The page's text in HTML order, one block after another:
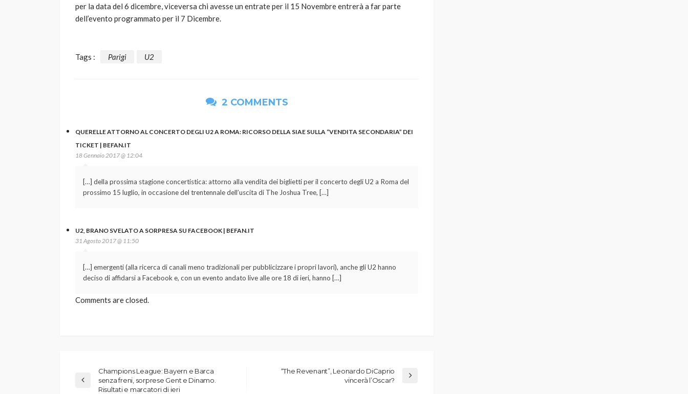
per la data del 6 dicembre, viceversa chi avesse un entrate per il 15 Novembre entrerà a far parte
dell’evento programmato per il 7 Dicembre.
Tags : Parigi U2
2 COMMENTS
QUERELLE ATTORNO AL CONCERTO DEGLI U2 A ROMA: RICORSO DELLA SIAE SULLA “VENDITA SECONDARIA” DEI
TICKET | BEFAN.IT
18 Gennaio 2017 @ 12:04
[…] della prossima stagione concertistica: attorno alla vendita dei biglietti per il concerto degli U2 a Roma del
prossimo 15 luglio, in occasione del trentennale dell’uscita di The Joshua Tree, […]
U2, BRANO SVELATO A SORPRESA SU FACEBOOK | BEFAN.IT
31 Agosto 2017 @ 11:50
[…] emergenti (alla ricerca di canali meno tradizionali per pubblicizzare i propri lavori), anche gli U2 hanno
deciso di affidarsi a Facebook e, con un evento andato live alle ore 18 di ieri, hanno […]
Comments are closed.
Champions League: Bayern e Barca
senza freni, sorprese Gent e Dinamo.
Risultati e marcatori di ieri
“The Revenant”, Leonardo DiCaprio
vincerà l’Oscar?